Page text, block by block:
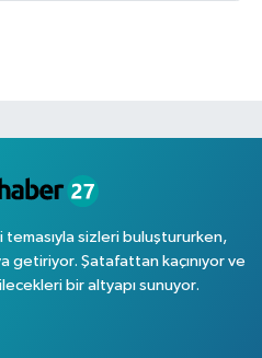
sizleri buluştururken,
getiriyor. Şatafattan kaçınıyor ve
bir altyapı sunuyor.